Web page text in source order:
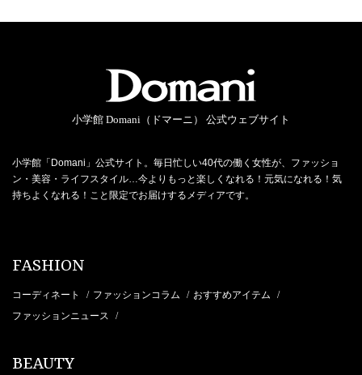
小学館 Domani（ドマーニ） 公式ウェブサイト
小学館「Domani」公式サイト。毎日忙しい40代の働く女性が、ファッショ
ン・美容・ライフスタイル…今よりもっと楽しくなれる！元気になれる！気
持ちよくなれる！こと限定でお届けするメディアです。
FASHION
コーディネート / ファッションコラム / おすすめアイテム /
ファッションニュース /
BEAUTY